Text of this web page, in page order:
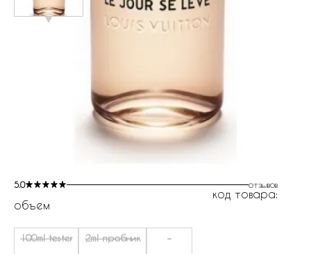
5.0 отзывов
код товара:
объем
100ml tester 2ml пробник -